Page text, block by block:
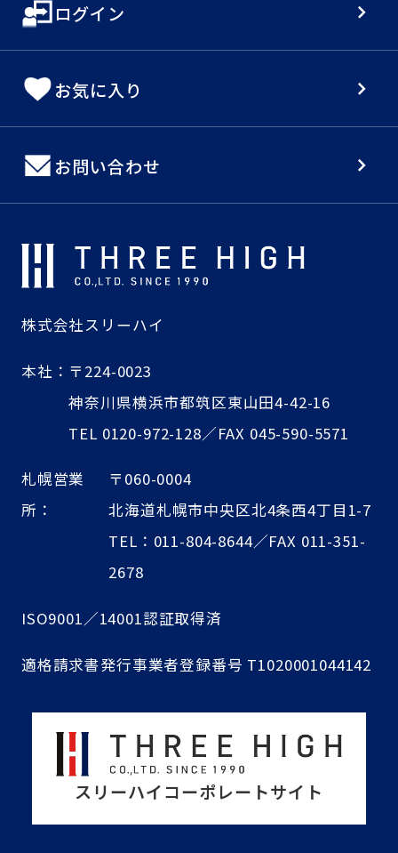
ログイン
お気に入り
お問い合わせ
株式会社スリーハイ
本社： 〒224-0023
神奈川県横浜市都筑区東山田4-42-16
TEL 0120-972-128／FAX 045-590-5571
札幌営業
所：
〒060-0004
北海道札幌市中央区北4条西4丁目1-7
TEL：011-804-8644／FAX 011-351-
2678
ISO9001／14001認証取得済
適格請求書発行事業者登録番号 T1020001044142
スリーハイコーポレートサイト